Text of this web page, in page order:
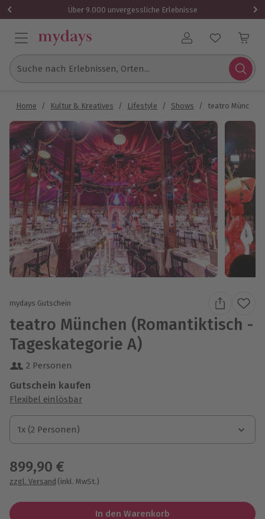
Über 9.000 unvergessliche Erlebnisse
Benutzerkonto
Suche nach Erlebnissen, Orten...
Home / Kultur & Kreatives / Lifestyle / Shows / teatro München
mydays Gutschein
teatro München (Romantiktisch -
Tageskategorie A)
2 Personen
Gutschein kaufen
Flexibel einlösbar
1x (2 Personen)
1x (2 Personen)
1x (2 Personen)
899,90 €
zzgl. Versand (inkl. MwSt.)
In den Warenkorb